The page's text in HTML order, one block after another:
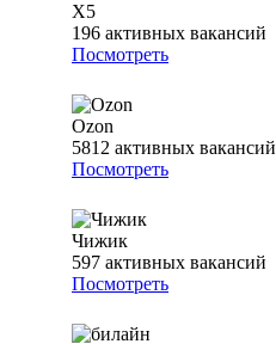
Х5
196 активных вакансий
Посмотреть
Ozon
5812 активных вакансий
Посмотреть
Чижик
597 активных вакансий
Посмотреть